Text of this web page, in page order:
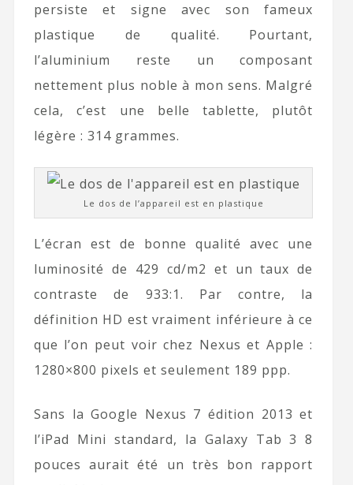
persiste et signe avec son fameux
plastique de qualité. Pourtant,
l’aluminium reste un composant
nettement plus noble à mon sens. Malgré
cela, c’est une belle tablette, plutôt
légère : 314 grammes.
Le dos de l’appareil est en plastique
L’écran est de bonne qualité avec une
luminosité de 429 cd/m2 et un taux de
contraste de 933:1. Par contre, la
définition HD est vraiment inférieure à ce
que l’on peut voir chez Nexus et Apple :
1280×800 pixels et seulement 189 ppp.
Sans la Google Nexus 7 édition 2013 et
l’iPad Mini standard, la Galaxy Tab 3 8
pouces aurait été un très bon rapport